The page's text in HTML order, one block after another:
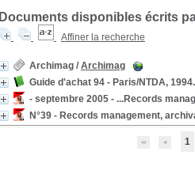
Documents disponibles écrits
Affiner la recherche
Archimag / Archimag
Guide d'achat 94 - Paris/NTDA, 1994.
- septembre 2005 - ...Records
N°39 - Records management,
1